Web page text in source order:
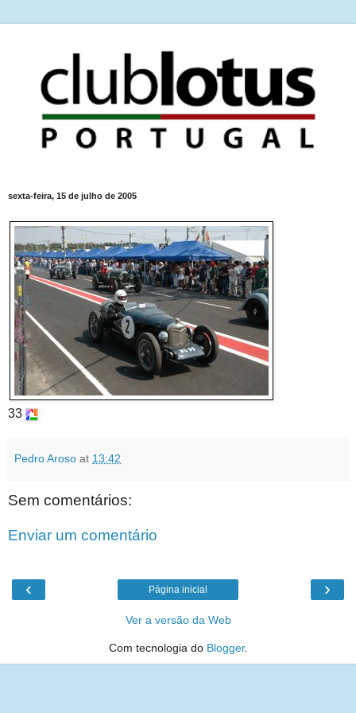
sexta-feira, 15 de julho de 2005
33
Pedro Aroso at 13:42
Sem comentários:
Enviar um comentário
‹ ›
Página inicial
Ver a versão da Web
Com tecnologia do Blogger.